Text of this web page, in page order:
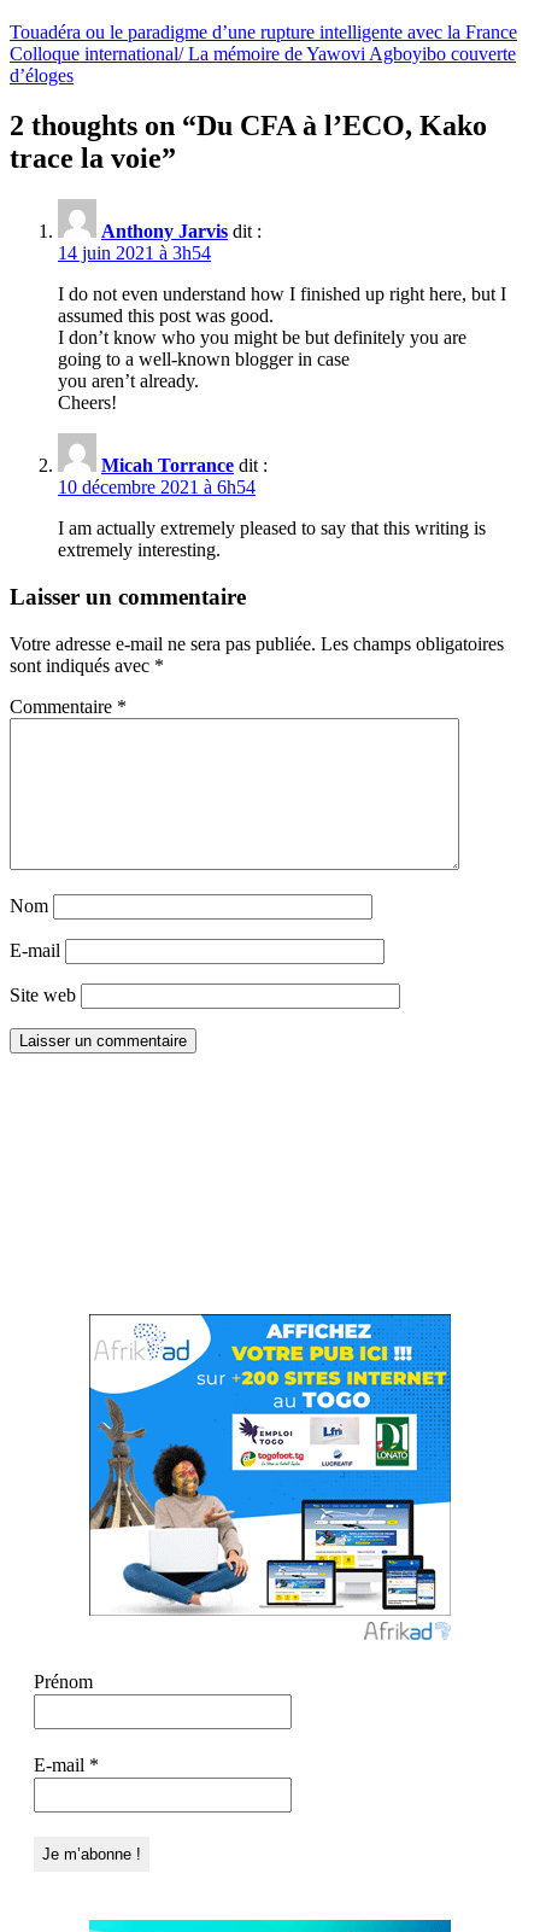
Touadéra ou le paradigme d’une rupture intelligente avec la France
Colloque international/ La mémoire de Yawovi Agboyibo couverte
d’éloges
2 thoughts on “Du CFA à l’ECO, Kako
trace la voie”
Anthony Jarvis dit :
14 juin 2021 à 3h54
I do not even understand how I finished up right here, but I
assumed this post was good.
I don’t know who you might be but definitely you are
going to a well-known blogger in case
you aren’t already.
Cheers!
Micah Torrance dit :
10 décembre 2021 à 6h54
I am actually extremely pleased to say that this writing is
extremely interesting.
Laisser un commentaire
Votre adresse e-mail ne sera pas publiée. Les champs obligatoires
sont indiqués avec *
Commentaire *
Nom
E-mail
Site web
Prénom
E-mail *